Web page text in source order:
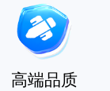
高端品质